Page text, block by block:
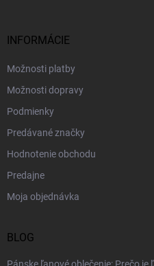
INFORMÁCIE
Možnosti platby
Možnosti dopravy
Podmienky
Predávané značky
Hodnotenie obchodu
Predajne
Moja objednávka
BLOG